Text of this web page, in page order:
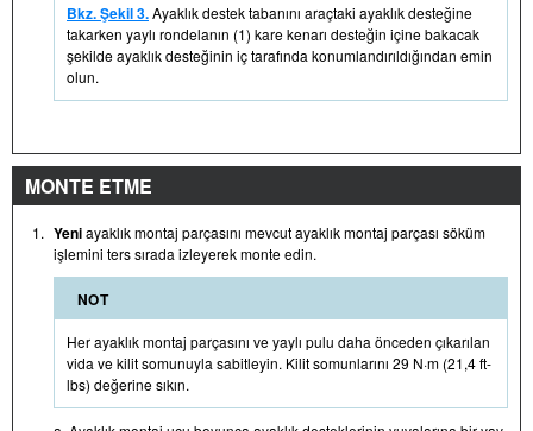
Bkz. Şekil 3.Ayaklık destek tabanını araçtaki ayaklık desteğine
takarken yaylı rondelanın (1) kare kenarı desteğin içine bakacak
şekilde ayaklık desteğinin iç tarafında konumlandırıldığından emin
olun.
MONTE ETME
1. Yeniayaklık montaj parçasını mevcut ayaklık montaj parçası söküm
işlemini ters sırada izleyerek monte edin.
NOT
Her ayaklık montaj parçasını ve yaylı pulu daha önceden çıkarılan
vida ve kilit somunuyla sabitleyin. Kilit somunlarını 29 N·m (21,4 ft-
lbs) değerine sıkın.